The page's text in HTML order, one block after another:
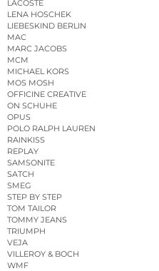
LACOSTE
LENA HOSCHEK
LIEBESKIND BERLIN
MAC
MARC JACOBS
MCM
MICHAEL KORS
MOS MOSH
OFFICINE CREATIVE
ON SCHUHE
OPUS
POLO RALPH LAUREN
RAINKISS
REPLAY
SAMSONITE
SATCH
SMEG
STEP BY STEP
TOM TAILOR
TOMMY JEANS
TRIUMPH
VEJA
VILLEROY & BOCH
WMF